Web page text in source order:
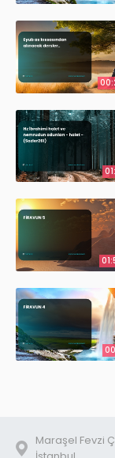
Maraşel Fevzi